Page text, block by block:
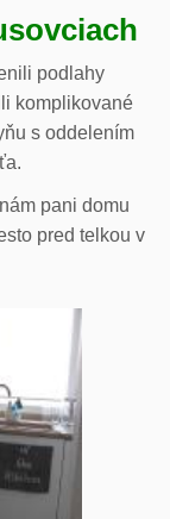
podlahy
komplikované
s oddelením
pani domu
pred telkou v